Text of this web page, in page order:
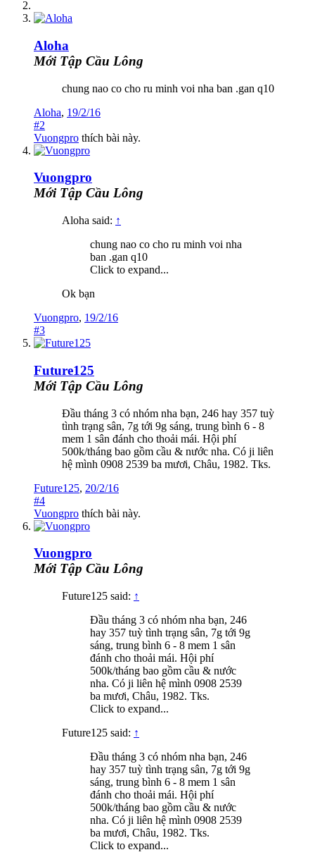
Aloha
Mới Tập Cầu Lông
chung nao co cho ru minh voi nha ban .gan q10
Aloha, 19/2/16
#2
Vuongpro thích bài này.
Vuongpro
Mới Tập Cầu Lông
Aloha said: ↑
chung nao co cho ru minh voi nha
ban .gan q10
Click to expand...
Ok bạn
Vuongpro, 19/2/16
#3
Future125
Mới Tập Cầu Lông
Đầu tháng 3 có nhóm nha bạn, 246 hay 357 tuỳ
tình trạng sân, 7g tới 9g sáng, trung bình 6 - 8
mem 1 sân đánh cho thoải mái. Hội phí
500k/tháng bao gồm cầu & nước nha. Có ji liên
hệ mình 0908 2539 ba mươi, Châu, 1982. Tks.
Future125, 20/2/16
#4
Vuongpro thích bài này.
Vuongpro
Mới Tập Cầu Lông
Future125 said: ↑
Đầu tháng 3 có nhóm nha bạn, 246
hay 357 tuỳ tình trạng sân, 7g tới 9g
sáng, trung bình 6 - 8 mem 1 sân
đánh cho thoải mái. Hội phí
500k/tháng bao gồm cầu & nước
nha. Có ji liên hệ mình 0908 2539
ba mươi, Châu, 1982. Tks.
Click to expand...
Future125 said: ↑
Đầu tháng 3 có nhóm nha bạn, 246
hay 357 tuỳ tình trạng sân, 7g tới 9g
sáng, trung bình 6 - 8 mem 1 sân
đánh cho thoải mái. Hội phí
500k/tháng bao gồm cầu & nước
nha. Có ji liên hệ mình 0908 2539
ba mươi, Châu, 1982. Tks.
Click to expand...